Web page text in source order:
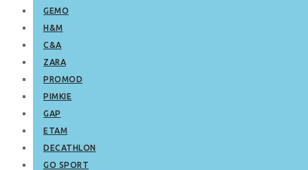
GEMO
H&M
C&A
ZARA
PROMOD
PIMKIE
GAP
ETAM
DECATHLON
GO SPORT